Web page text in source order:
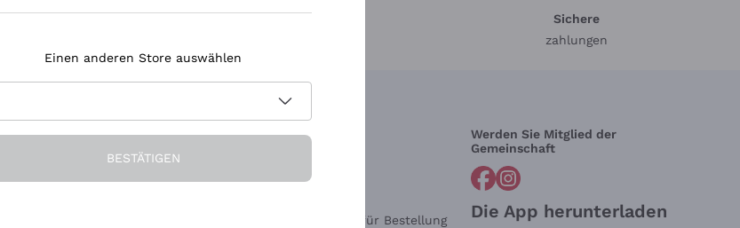
Sichere
zahlungen
Die Firma Brauchen Sie Hilfe?
Widerrufsformular für Bestellung
Werden Sie Mitglied der
Gemeinschaft
Die App herunterladen
Einen anderen Store auswählen
BESTÄTIGEN